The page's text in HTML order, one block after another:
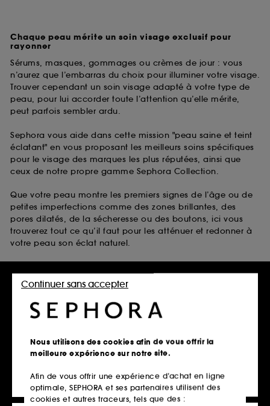
Chaque peau mérite un soin visage exclusif pour
rayonner
Sérums, masques, gommages ou crèmes de jour : vous
n’aurez que l’embarras du choix pour illuminer votre visage.
Trouver cependant un soin visage adapté à votre type de
peau, pour lui accorder toute l’attention qu’elle mérite,
peut parfois sembler ardu.
Sephora vous aide dans cette mission "peau saine et teint
éclatant" en vous proposant les meilleurs soins spécifiques
pour le visage des marques les plus réputées, ainsi que
ceux de notre propre gamme Sephora Collection.
Que votre peau montre les premiers signes de l’âge ou de
petites imperfections comme des zones brillantes, des
pores dilatés, de la sécheresse ou des boutons, ici vous
trouverez tout ce qu’il faut pour les atténuer et redonner à
votre peau son éclat naturel.
les soins anti-taches visage anti-âge de Clarins
les soins pour peaux grasses de The Inkey List
les soins pour peaux sèches de belif
Disponibles avec bien d’autres soins pour la peau du
visage dans notre vitrine en ligne scintillante.
Nous utilisons des cookies afin de vous offrir la
meilleure expérience sur notre site.
Afin de vous offrir une expérience d’achat en ligne
optimale, SEPHORA et ses partenaires utilisent des
cookies et autres traceurs, tels que des :
Continuer sans accepter